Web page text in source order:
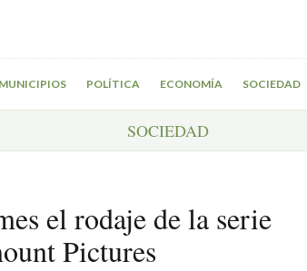
MUNICIPIOS POLÍTICA ECONOMÍA SOCIEDAD
SOCIEDAD
el rodaje de la serie
Pictures